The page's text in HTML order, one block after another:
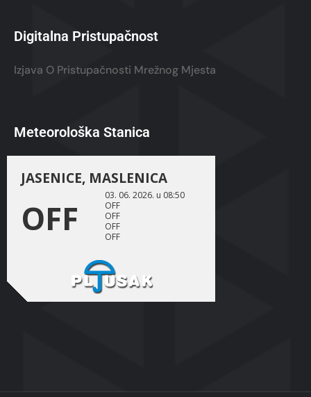
Digitalna Pristupačnost
Izjava O Pristupačnosti Mrežnog Mjesta
Meteorološka Stanica